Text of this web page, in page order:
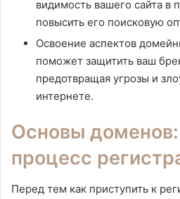
видимость вашего сайта в
повысить его поисковую
Освоение аспектов
поможет защитить ваш
предотвращая угрозы и
интернете.
Основы доменов:
процесс
Перед тем как приступить к